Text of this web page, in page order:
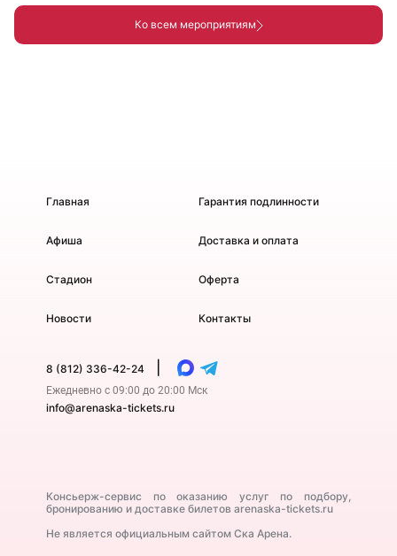
Ко всем мероприятиям
Главная
Афиша
Стадион
Новости
Гарантия подлинности
Доставка и оплата
Оферта
Контакты
8 (812) 336-42-24
Ежедневно с 09:00 до 20:00 Мск
info@arenaska-tickets.ru
Консьерж-сервис по оказанию услуг по подбору,
бронированию и доставке билетов arenaska-tickets.ru
Не является официальным сайтом Ска Арена.